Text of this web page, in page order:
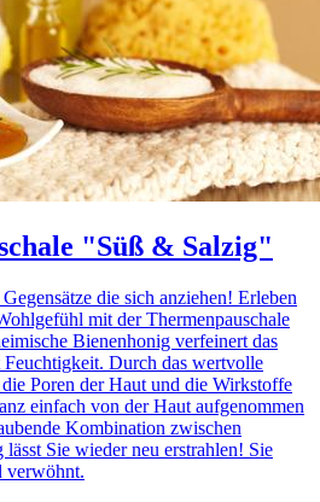
"Süß & Salzig"
die sich anziehen! Erleben
mit der Thermenpauschale
Bienenhonig verfeinert das
Durch das wertvolle
Poren der Haut und die Wirkstoffe
einfach von der Haut aufgenommen
Kombination zwischen
Sie wieder neu erstrahlen! Sie
verwöhnt.